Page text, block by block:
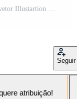
desenho animado crânio com grande espada vetor Illustartion em branco fundo Vetor Pro e SVG Pro
Seguir
atribuição!